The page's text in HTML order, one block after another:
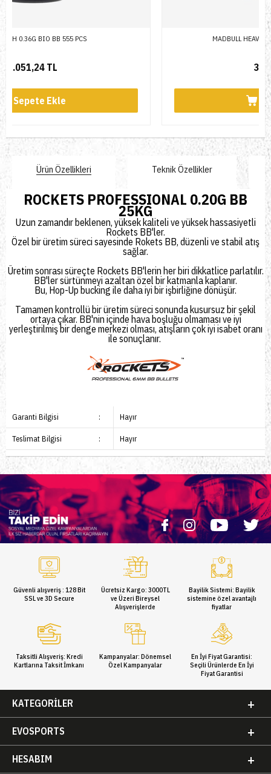
MADBULL HEAVY WHITE 0.43G 2000BB ŞİŞE
Ürün Özellikleri Teknik Özellikler
ROCKETS PROFESSIONAL 0.20G BB
25KG
Uzun zamandır beklenen, yüksek kaliteli ve yüksek hassasiyetli
Rockets BB'ler.
Özel bir üretim süreci sayesinde Rokets BB, düzenli ve stabil atış
sağlar.
Üretim sonrası süreçte Rockets BB'lerin her biri dikkatlice parlatılır.
BB'ler sürtünmeyi azaltan özel bir katmanla kaplanır.
Bu, Hop-Up bucking ile daha iyi bir işbirliğine dönüşür.
Tamamen kontrollü bir üretim süreci sonunda kusursuz bir şekil
ortaya çıkar. BB'nin içinde hava boşluğu olmaması ve iyi
yerleştirilmiş bir denge merkezi olması, atışların çok iyi isabet oranı
ile sonuçlanır.
Garanti Bilgisi : Hayır
Teslimat Bilgisi : Hayır
Güvenli alışveriş : 128 Bit
SSL ve 3D Secure
Ücretsiz Kargo: 3000TL
ve Üzeri Bireysel
Alışverişlerde
Bayilik Sistemi: Bayilik
sistemine özel avantajlı
fiyatlar
Taksitli Alışveriş: Kredi
Kartlarına Taksit İmkanı
Kampanyalar: Dönemsel
Özel Kampanyalar
En İyi Fiyat Garantisi:
Seçili Ürünlerde En İyi
Fiyat Garantisi
KATEGORILER
EVOSPORTS
HESABIM